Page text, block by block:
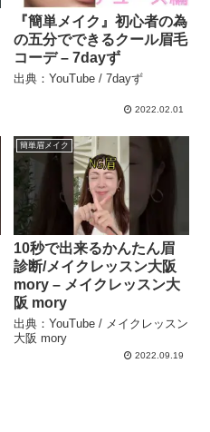
『簡単メイク』初心者の為
の五分でできるクール眉毛
コーデ – 7dayず
出典：YouTube / 7dayず
2022.02.01
簡単眉メイク
10秒で出来るかんたん眉
診断/メイクレッスン大阪
mory – メイクレッスン大
阪 mory
出典：YouTube / メイクレッスン
大阪 mory
2022.09.19